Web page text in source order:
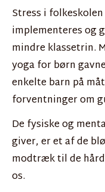
Stress i
implementeres og
mindre klassetrin.
yoga for børn
enkelte barn på
forventninger om
De fysiske og
giver, er et af de
modtræk til de
os.